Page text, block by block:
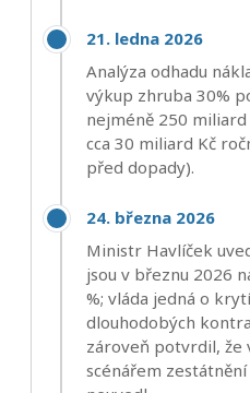
21. ledna 2026
Analýza odhadu
výkup zhruba 30%
nejméně 250
cca 30 miliard Kč
před dopady).
24. března 2026
Ministr Havlíček
jsou v březnu 2026
%; vláda jedná o
dlouhodobých
zároveň potvrdil, že
scénářem